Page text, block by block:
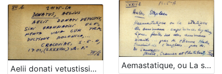
Aelii donati vetustissimi grammatici elementa una cum traductione polonica Aemastatique, ou La statique des animaux : experiences hydrauliques faites sur des animaux vivans ... par mr. Etienne Hales traduit de l'anglois ... par mr. de Sauvages ...